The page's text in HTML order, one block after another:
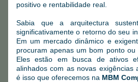
positivo e rentabilidade real.
Sabia que a arquitectura
significativamente o retorno do seu
Em um mercado dinâmico e
procuram apenas um bom ponto ou
Eles estão em busca de ativos
alinhados com as novas exigências
é isso que oferecemos na MBM